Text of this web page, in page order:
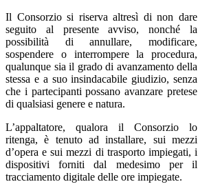
Il Consorzio si riserva altresì di non dare
seguito al presente avviso, nonché la
possibilità di annullare, modificare,
sospendere o interrompere la procedura,
qualunque sia il grado di avanzamento della
stessa e a suo insindacabile giudizio, senza
che i partecipanti possano avanzare pretese
di qualsiasi genere e natura.
L’appaltatore, qualora il Consorzio lo
ritenga, è tenuto ad installare, sui mezzi
d’opera e sui mezzi di trasporto impiegati, i
dispositivi forniti dal medesimo per il
tracciamento digitale delle ore impiegate.